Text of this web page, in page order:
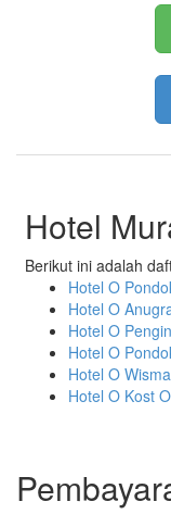
Hotel
Berikut ini adalah
Hotel O
Hotel O
Hotel O
Hotel O
Hotel O
Hotel O Kost